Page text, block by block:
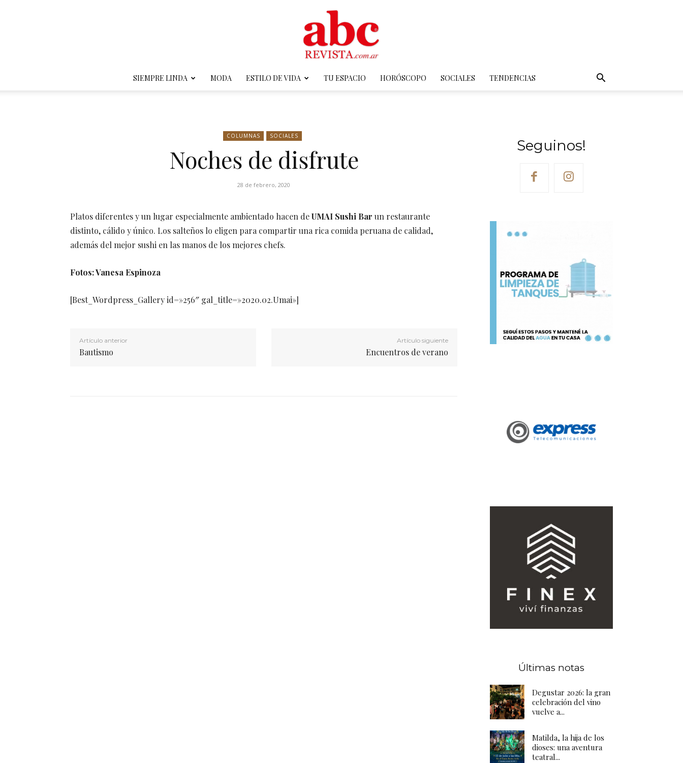
Revista
SIEMPRE LINDA MODA ESTILO DE VIDA TU ESPACIO HORÓSCOPO SOCIALES TENDENCIAS
COLUMNAS SOCIALES
Noches de disfrute
28 de febrero, 2020
Platos diferentes y un lugar especialmente ambientado hacen deUMAI Sushi Bar un restaurante
distinto, cálido y único. Los salteños lo eligen para compartir una rica comida peruana de calidad,
además del mejor sushi en las manos de los mejores chefs.
Fotos: Vanesa Espinoza
[Best_Wordpress_Gallery id=»256″ gal_title=»2020.02.Umai»]
Artículo anterior
Bautismo
Artículo siguiente
Encuentros de verano
Seguinos!
Últimas notas
Degustar 2026: la gran
celebración del vino
vuelve a...
Matilda, la hija de los
dioses: una aventura
teatral...